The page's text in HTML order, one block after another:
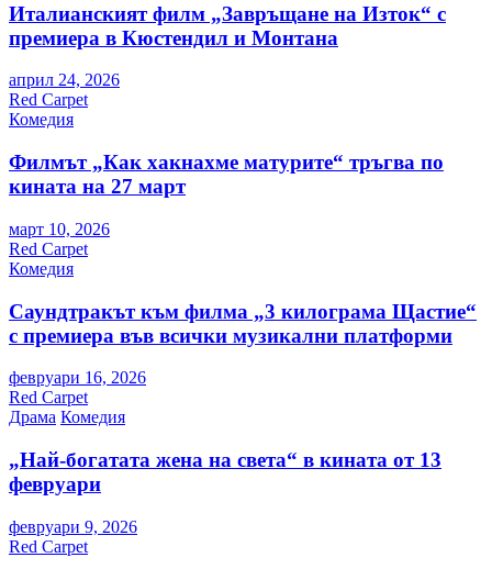
Италианският филм „Завръщане на Изток“ с
премиера в Кюстендил и Монтана
април 24, 2026
Red Carpet
Комедия
Филмът „Как хакнахме матурите“ тръгва по
кината на 27 март
март 10, 2026
Red Carpet
Комедия
Саундтракът към филма „3 килограма Щастие“
с премиера във всички музикални платформи
февруари 16, 2026
Red Carpet
Драма Комедия
„Най-богатата жена на света“ в кината от 13
февруари
февруари 9, 2026
Red Carpet